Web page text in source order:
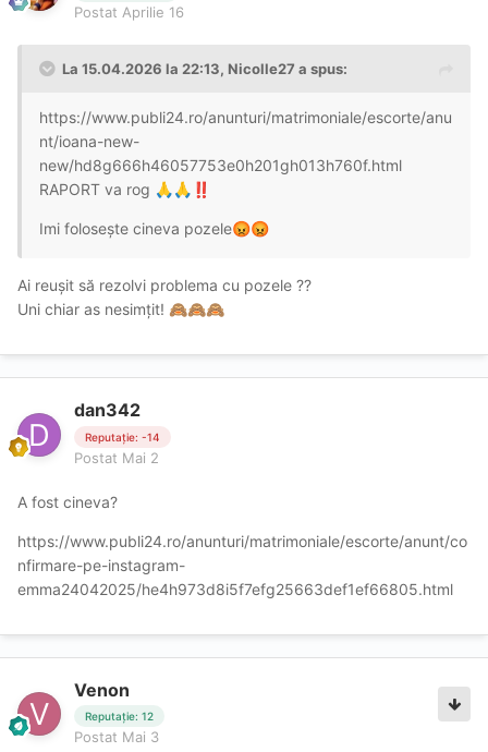
Postat Aprilie 16
La 15.04.2026 la 22:13, Nicolle27 a spus:
https://www.publi24.ro/anunturi/matrimoniale/escorte/anu
nt/ioana-new-
new/hd8g666h46057753e0h201gh013h760f.html
RAPORT va rog 🙏🙏 ‼️
Imi folosește cineva pozele😡😡
Ai reușit să rezolvi problema cu pozele ??
Uni chiar as nesimțit! 🙈🙈🙈
dan342
Reputație: -14
Postat Mai 2
A fost cineva?
https://www.publi24.ro/anunturi/matrimoniale/escorte/anunt/co
nfirmare-pe-instagram-
emma24042025/he4h973d8i5f7efg25663def1ef66805.html
Venon
Reputație: 12
Postat Mai 3